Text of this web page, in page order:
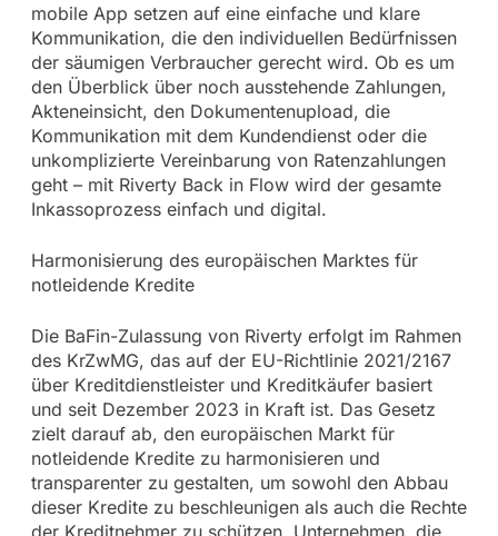
mobile App setzen auf eine einfache und klare
Kommunikation, die den individuellen Bedürfnissen
der säumigen Verbraucher gerecht wird. Ob es um
den Überblick über noch ausstehende Zahlungen,
Akteneinsicht, den Dokumentenupload, die
Kommunikation mit dem Kundendienst oder die
unkomplizierte Vereinbarung von Ratenzahlungen
geht – mit Riverty Back in Flow wird der gesamte
Inkassoprozess einfach und digital.
Harmonisierung des europäischen Marktes für
notleidende Kredite
Die BaFin-Zulassung von Riverty erfolgt im Rahmen
des KrZwMG, das auf der EU-Richtlinie 2021/2167
über Kreditdienstleister und Kreditkäufer basiert
und seit Dezember 2023 in Kraft ist. Das Gesetz
zielt darauf ab, den europäischen Markt für
notleidende Kredite zu harmonisieren und
transparenter zu gestalten, um sowohl den Abbau
dieser Kredite zu beschleunigen als auch die Rechte